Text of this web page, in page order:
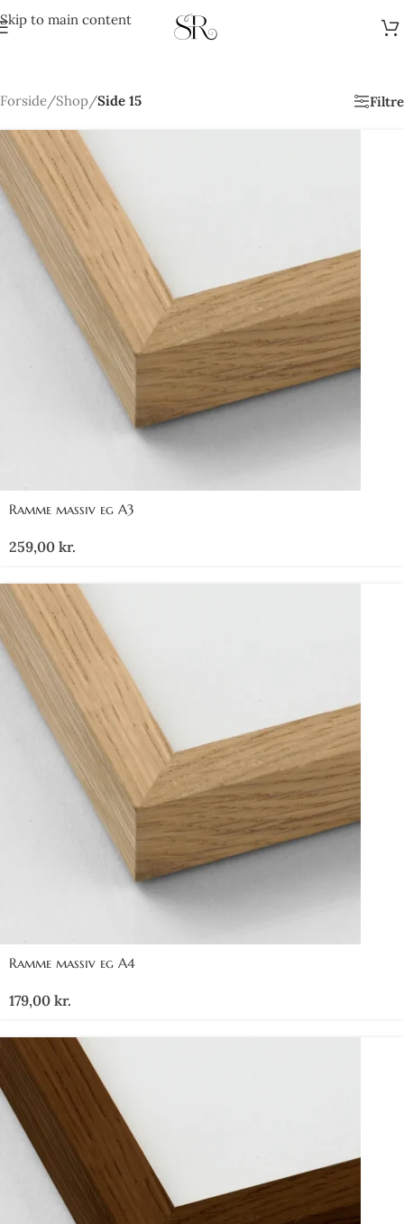
Skip to main content
Forside/Shop/Side 15 Filtre
Ramme massiv eg A3
259,00 kr.
Ramme massiv eg A4
179,00 kr.